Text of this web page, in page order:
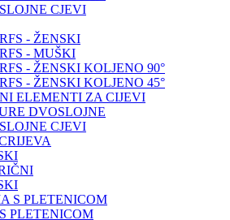
CJEVI
- ŽENSKI
- MUŠKI
- ŽENSKI KOLJENO 90°
- ŽENSKI KOLJENO 45°
ELEMENTI ZA CIJEVI
DVOSLOJNE
CJEVI
S PLETENICOM
PLETENICOM